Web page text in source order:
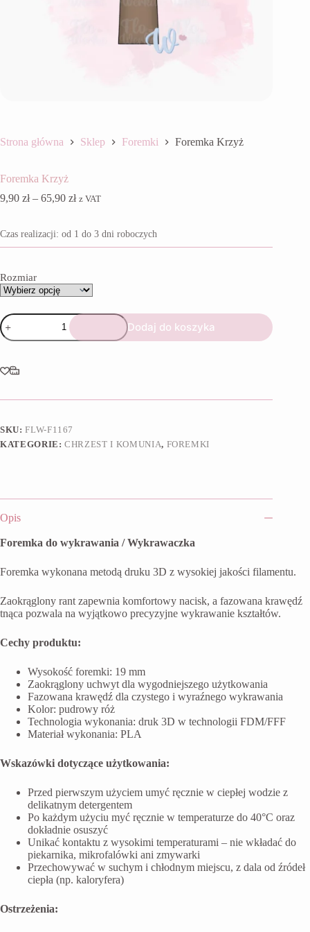
Strona główna Sklep Foremki Foremka Krzyż
Foremka Krzyż
9,90 zł – 65,90 złZakres
9,90 zł
do
z VAT
Czas realizacji: od 1 do 3 dni roboczych
Rozmiar
ilość
Foremka
Krzyż
Dodaj do koszyka
SKU:FLW-F1167
KATEGORIE:CHRZEST I KOMUNIA, FOREMKI
Opis
Foremka do wykrawania / Wykrawaczka
Foremka wykonana metodą druku 3D z wysokiej jakości filamentu.
Zaokrąglony rant zapewnia komfortowy nacisk, a fazowana krawędź
tnąca pozwala na wyjątkowo precyzyjne wykrawanie kształtów.
Cechy produktu:
Wysokość foremki: 19 mm
Zaokrąglony uchwyt dla wygodniejszego użytkowania
Fazowana krawędź dla czystego i wyraźnego wykrawania
Kolor: pudrowy róż
Technologia wykonania: druk 3D w technologii FDM/FFF
Materiał wykonania: PLA
Wskazówki dotyczące użytkowania:
Przed pierwszym użyciem umyć ręcznie w ciepłej wodzie z
delikatnym detergentem
Po każdym użyciu myć ręcznie w temperaturze do 40°C oraz
dokładnie osuszyć
Unikać kontaktu z wysokimi temperaturami – nie wkładać do
piekarnika, mikrofalówki ani zmywarki
Przechowywać w suchym i chłodnym miejscu, z dala od źródeł
ciepła (np. kaloryfera)
Ostrzeżenia: